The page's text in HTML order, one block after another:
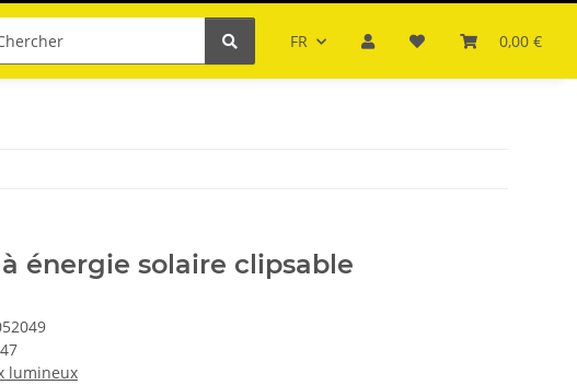
FR 0,00 €
énergie solaire clipsable
lumineux